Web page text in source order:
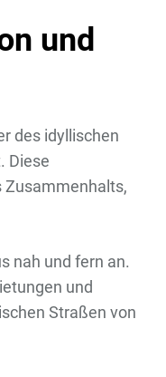
und
des idyllischen
Diese
Zusammenhalts,
nah und fern an.
und
Straßen von